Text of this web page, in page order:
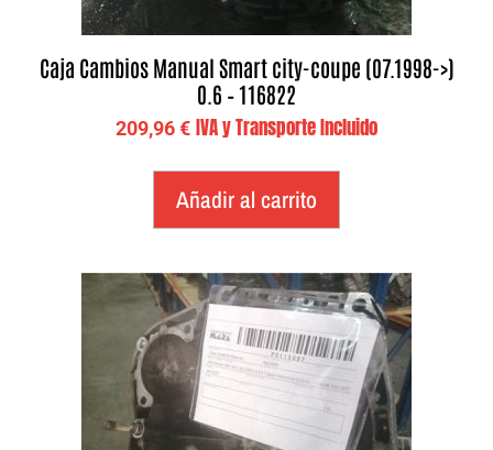
Caja Cambios Manual Smart city-coupe (07.1998->)
0.6 – 116822
209,96€ IVA y Transporte Incluido
Añadir al carrito